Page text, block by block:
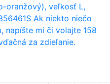
oranžový), veľkosť L,
Ak niekto niečo
napíšte mi či volajte 158
za zdieľanie.